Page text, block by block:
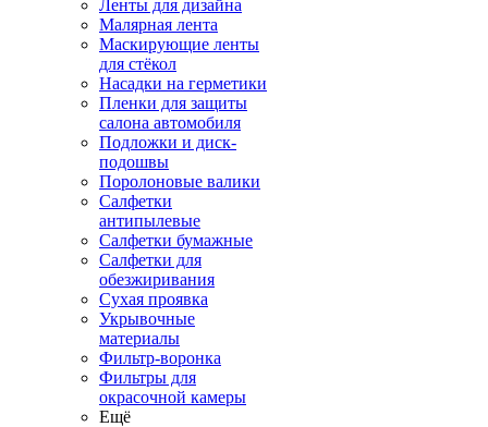
Ленты для дизайна
Малярная лента
Маскирующие ленты
для стёкол
Насадки на герметики
Пленки для защиты
салона автомобиля
Подложки и диск-
подошвы
Поролоновые валики
Салфетки
антипылевые
Салфетки бумажные
Салфетки для
обезжиривания
Сухая проявка
Укрывочные
материалы
Фильтр-воронка
Фильтры для
окрасочной камеры
Ещё